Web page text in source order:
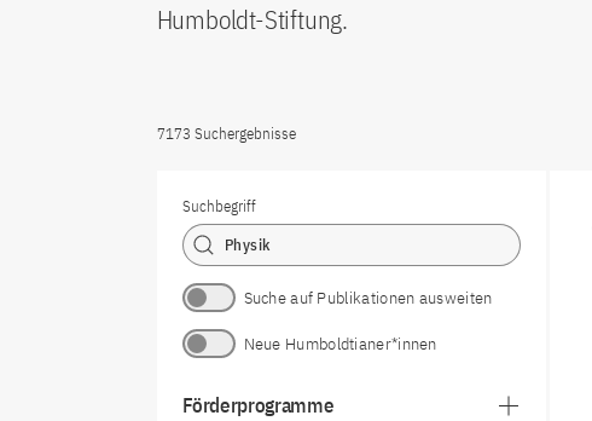
Humboldt-Stiftung.
7173 Suchergebnisse
Suchbegriff
Suche auf Publikationen ausweiten
Neue Humboldtianer*innen
Förderprogramme